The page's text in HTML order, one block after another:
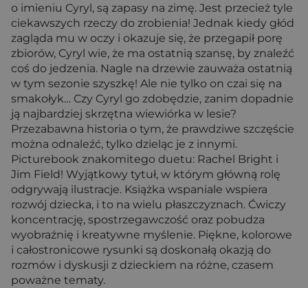
o imieniu Cyryl, są zapasy na zimę. Jest przecież tyle
ciekawszych rzeczy do zrobienia! Jednak kiedy głód
zagląda mu w oczy i okazuje się, że przegapił porę
zbiorów, Cyryl wie, że ma ostatnią szansę, by znaleźć
coś do jedzenia. Nagle na drzewie zauważa ostatnią
w tym sezonie szyszkę! Ale nie tylko on czai się na
smakołyk… Czy Cyryl go zdobędzie, zanim dopadnie
ją najbardziej skrzętna wiewiórka w lesie?
Przezabawna historia o tym, że prawdziwe szczęście
można odnaleźć, tylko dzieląc je z innymi.
Picturebook znakomitego duetu: Rachel Bright i
Jim Field! Wyjątkowy tytuł, w którym główną rolę
odgrywają ilustracje. Książka wspaniale wspiera
rozwój dziecka, i to na wielu płaszczyznach. Ćwiczy
koncentrację, spostrzegawczość oraz pobudza
wyobraźnię i kreatywne myślenie. Piękne, kolorowe
i całostronicowe rysunki są doskonałą okazją do
rozmów i dyskusji z dzieckiem na różne, czasem
poważne tematy.